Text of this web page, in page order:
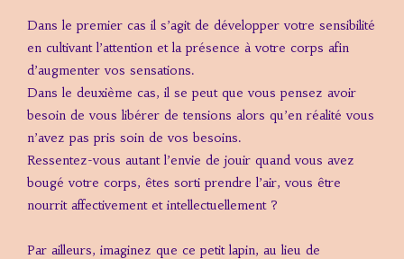
Dans le premier cas il s’agit de développer votre sensibilité
en cultivant l’attention et la présence à votre corps afin
d’augmenter vos sensations.
Dans le deuxième cas, il se peut que vous pensez avoir
besoin de vous libérer de tensions alors qu’en réalité vous
n’avez pas pris soin de vos besoins.
Ressentez-vous autant l’envie de jouir quand vous avez
bougé votre corps, êtes sorti prendre l’air, vous être
nourrit affectivement et intellectuellement ?
Par ailleurs, imaginez que ce petit lapin, au lieu de